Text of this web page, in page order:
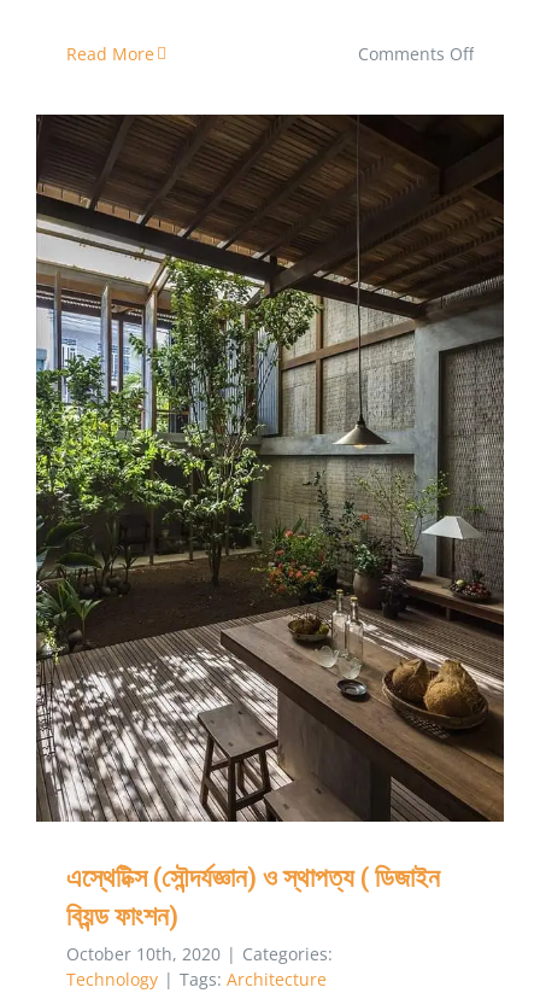
Read More Comments Offon
পেছনের
গল্প
এস্থেটিক্স (সৌন্দর্যজ্ঞান) ও স্থাপত্য ( ডিজাইন বিয়ন্ড ফাংশন)
এস্থেটিক্স (সৌন্দর্যজ্ঞান) ও স্থাপত্য ( ডিজাইন
বিয়ন্ড ফাংশন)
October 10th, 2020 | Categories:
Technology | Tags: Architecture